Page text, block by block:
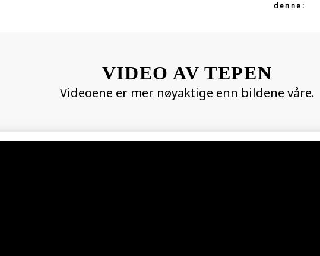
denne:
VIDEO AV TEPEN
Videoene er mer nøyaktige enn bildene våre.